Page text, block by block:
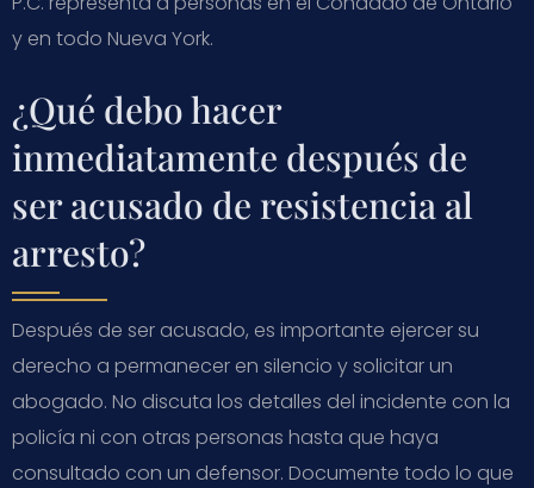
y en todo Nueva York.
¿Qué debo hacer
inmediatamente después de
ser acusado de resistencia al
arresto?
Después de ser acusado, es importante ejercer su
derecho a permanecer en silencio y solicitar un
abogado. No discuta los detalles del incidente con la
policía ni con otras personas hasta que haya
consultado con un defensor. Documente todo lo que